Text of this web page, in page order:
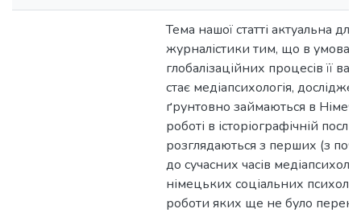
Тема нашої статті актуальна для
журналістики тим, що в умовах
глобалізаційних процесів її
стає медіапсихологія,
ґрунтовно займаються в
роботі в історіографічній
розглядаються з перших (з
до сучасних часів
німецьких соціальних
роботи яких ще не було